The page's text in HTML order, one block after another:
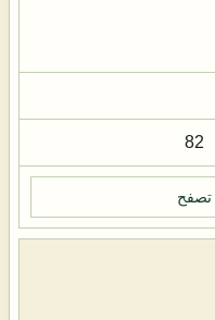
82
تصفح